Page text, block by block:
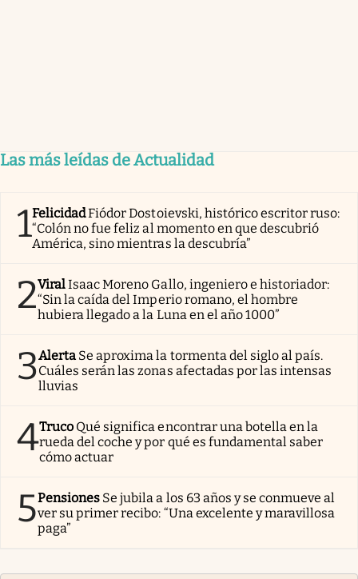
Las más leídas de Actualidad
1FelicidadFiódor Dostoievski, histórico escritor ruso:
“Colón no fue feliz al momento en que descubrió
América, sino mientras la descubría”
2ViralIsaac Moreno Gallo, ingeniero e historiador:
“Sin la caída del Imperio romano, el hombre
hubiera llegado a la Luna en el año 1000”
3Alerta Se aproxima la tormenta del siglo al país.
Cuáles serán las zonas afectadas por las intensas
lluvias
4Truco Qué significa encontrar una botella en la
rueda del coche y por qué es fundamental saber
cómo actuar
5Pensiones Se jubila a los 63 años y se conmueve al
ver su primer recibo: “Una excelente y maravillosa
paga”